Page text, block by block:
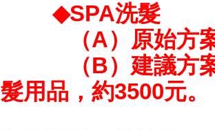
◆SPA洗髮
（A）原始方案
（B）建議方案
髮用品，約3500元。